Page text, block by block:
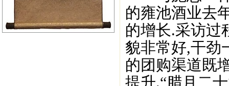
的雍池酒业去
的增长.采访过
貌非常好,干劲
的团购渠道既
提升.“腊月二